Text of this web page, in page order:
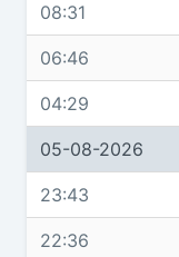
08:31
06:46
04:29
05-08-2026
23:43
22:36